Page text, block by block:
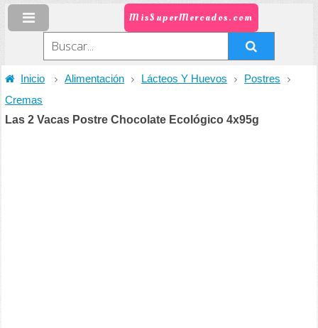
MisSuperMercados.com
Inicio Alimentación Lácteos Y Huevos
Postres
Cremas
Las 2 Vacas Postre Chocolate Ecológico 4x95g